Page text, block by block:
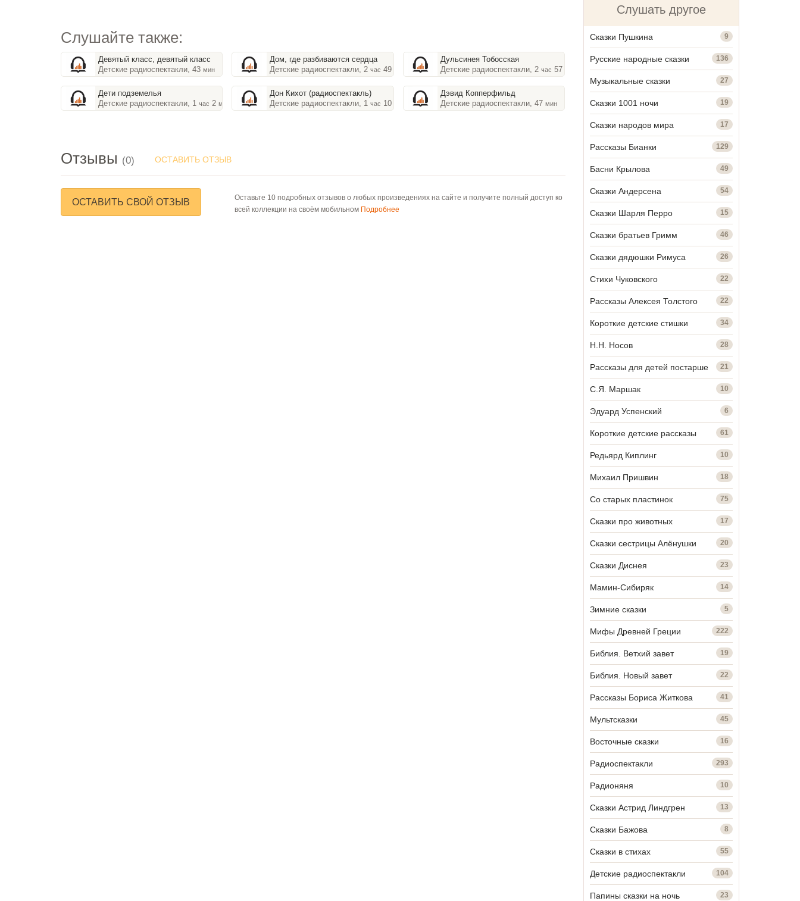
Слушайте также:
Девятый класс, девятый класс
Детские радиоспектакли, 43мин
Дети подземелья
Детские радиоспектакли, 1час 2мин
Дом, где разбиваются сердца
Детские радиоспектакли, 2 час 49
Дон Кихот (радиоспектакль)
Детские радиоспектакли, 1 час 10
Дульсинея Тобосская
Детские радиоспектакли, 2час 57
Дэвид Копперфильд
Детские радиоспектакли, 47мин
Отзывы (0) ОСТАВИТЬ ОТЗЫВ
ОСТАВИТЬ СВОЙ ОТЗЫВ
Оставьте 10 подробных отзывов о любых произведениях на сайте и получите полный доступ ко
всей коллекции на своём мобильном Подробнее
Слушать другое
Сказки Пушкина 9
Русские народные сказки 136
Музыкальные сказки 27
Сказки 1001 ночи 19
Сказки народов мира 17
Рассказы Бианки 129
Басни Крылова 49
Сказки Андерсена 54
Сказки Шарля Перро 15
Сказки братьев Гримм 46
Сказки дядюшки Римуса 26
Стихи Чуковского 22
Рассказы Алексея Толстого 22
Короткие детские стишки 34
Н.Н. Носов 28
Рассказы для детей постарше 21
С.Я. Маршак 10
Эдуард Успенский 6
Короткие детские рассказы 61
Редьярд Киплинг 10
Михаил Пришвин 18
Со старых пластинок 75
Сказки про животных 17
Сказки сестрицы Алёнушки 20
Сказки Диснея 23
Мамин-Сибиряк 14
Зимние сказки 5
Мифы Древней Греции 222
Библия. Ветхий завет 19
Библия. Новый завет 22
Рассказы Бориса Житкова 41
Мультсказки 45
Восточные сказки 16
Радиоспектакли 293
Радионяня 10
Сказки Астрид Линдгрен 13
Сказки Бажова 8
Сказки в стихах 55
Детские радиоспектакли 104
Папины сказки на ночь 23